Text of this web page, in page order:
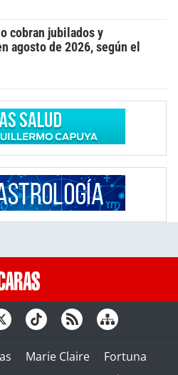
cobran jubilados y
agosto de 2026, según el
Marie Claire
Fortuna